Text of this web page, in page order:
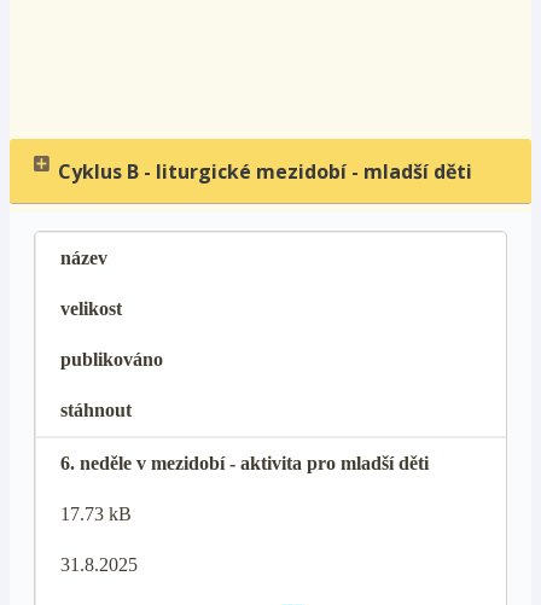
Cyklus B - liturgické mezidobí - mladší děti
název
velikost
publikováno
stáhnout
6. neděle v mezidobí - aktivita pro mladší děti
17.73 kB
31.8.2025